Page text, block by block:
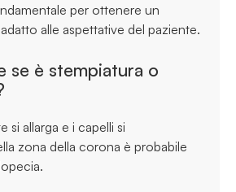
per ottenere un
alle aspettative del paziente.
se è stempiatura o
si allarga e i capelli si
zona della corona è probabile